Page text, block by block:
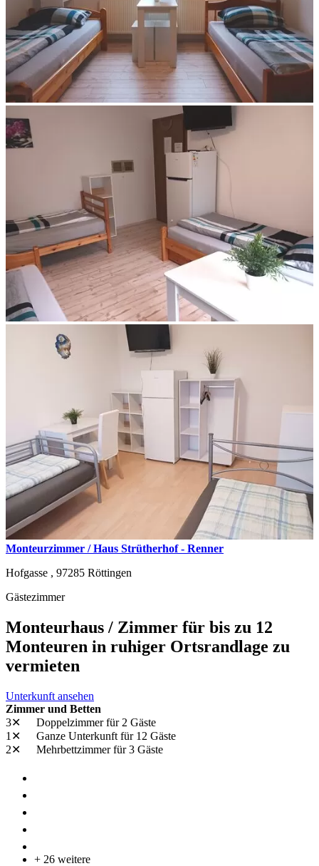
Monteurzimmer / Haus Strütherhof - Renner
Hofgasse , 97285 Röttingen
Gästezimmer
Monteurhaus / Zimmer für bis zu 12
Monteuren in ruhiger Ortsrandlage zu
vermieten
Unterkunft ansehen
Zimmer und Betten
3✕
Doppelzimmerfür 2 Gäste
1✕
Ganze Unterkunft für 12 Gäste
2✕
Mehrbettzimmerfür 3 Gäste
+ 26 weitere